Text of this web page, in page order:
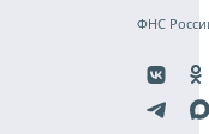
ФНС